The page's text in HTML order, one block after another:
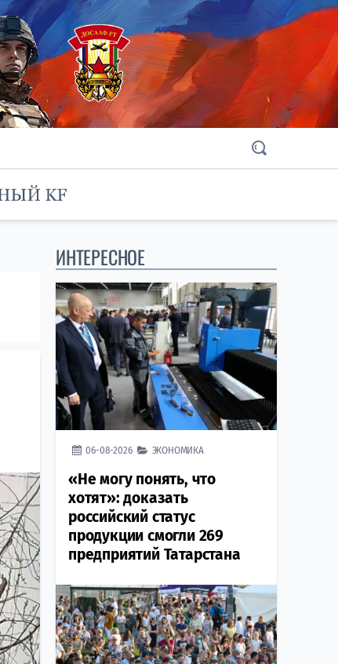
ИНТЕРЕСНОЕ
06-08-2026 ЭКОНОМИКА
«Не могу понять, что
хотят»: доказать
российский статус
продукции смогли 269
предприятий Татарстана